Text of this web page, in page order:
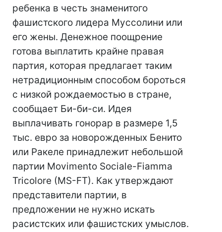
ребенка в честь знаменитого
фашистского лидера Муссолини или
его жены. Денежное поощрение
готова выплатить крайне правая
партия, которая предлагает таким
нетрадиционным способом бороться
с низкой рождаемостью в стране,
сообщает Би-би-си. Идея
выплачивать гонорар в размере 1,5
тыс. евро за новорожденных Бенито
или Ракеле принадлежит небольшой
партии Movimento Sociale-Fiamma
Tricolore (MS-FT). Как утверждают
представители партии, в
предложении не нужно искать
расистских или фашистских умыслов.